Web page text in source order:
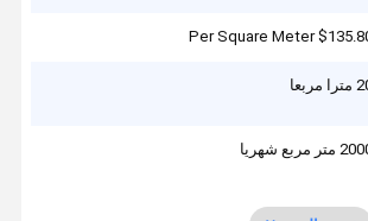
$135.80 Per Square
مربعا
متر مربع شهريا